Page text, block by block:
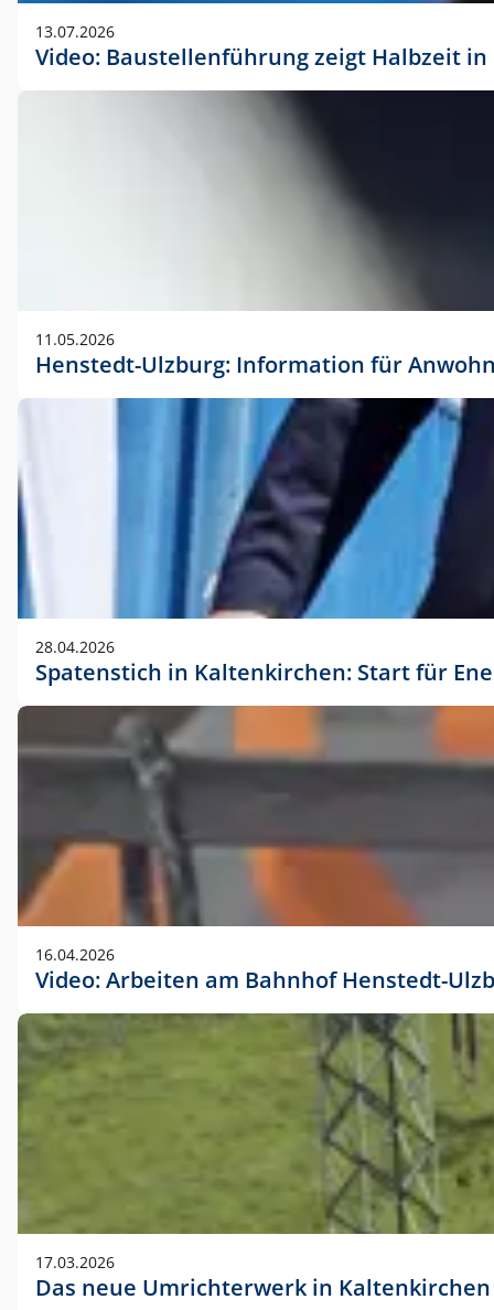
13.07.2026
Video: Baustellenführung zeigt Halbzeit
11.05.2026
Henstedt-Ulzburg: Information für
28.04.2026
Spatenstich in Kaltenkirchen: Start für
16.04.2026
Video: Arbeiten am Bahnhof Henstedt-
17.03.2026
Das neue Umrichterwerk in Kaltenkirchen